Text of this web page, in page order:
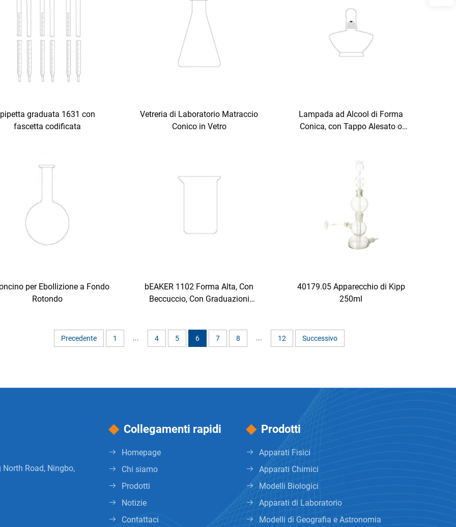
pipetta graduata 1631 con
fascetta codificata
Vetreria di Laboratorio Matraccio
Conico in Vetro
Lampada ad Alcool di Forma
Conica, con Tappo Alesato o
per Ebollizione a Fondo
Rotondo
bEAKER 1102 Forma Alta, Con
Beccuccio, Con Graduazioni
40179.05 Apparecchio di Kipp
250ml
Precedente 1 ... 4 5 6 7 8 ... 12 Successivo
Road, Ningbo,
Collegamenti rapidi
Homepage
Chi siamo
Prodotti
Notizie
Contattaci
Prodotti
Apparati Fisici
Apparati Chimici
Modelli Biologici
Apparati di Laboratorio
Modelli di Geografia e Astronomia